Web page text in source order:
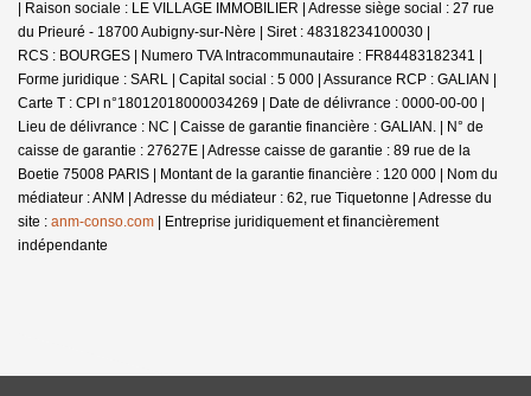
| Raison sociale : LE VILLAGE IMMOBILIER | Adresse siège social : 27 rue
du Prieuré - 18700 Aubigny-sur-Nère | Siret : 48318234100030 |
RCS : BOURGES | Numero TVA Intracommunautaire : FR84483182341 |
Forme juridique : SARL | Capital social : 5 000 | Assurance RCP : GALIAN |
Carte T : CPI n°18012018000034269 | Date de délivrance : 0000-00-00 |
Lieu de délivrance : NC | Caisse de garantie financière : GALIAN. | N° de
caisse de garantie : 27627E | Adresse caisse de garantie : 89 rue de la
Boetie 75008 PARIS | Montant de la garantie financière : 120 000 | Nom du
médiateur : ANM | Adresse du médiateur : 62, rue Tiquetonne | Adresse du
site : anm-conso.com | Entreprise juridiquement et financièrement
indépendante